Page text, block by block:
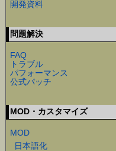
開発資料
問題解決
FAQ
トラブル
パフォーマンス
公式パッチ
MOD・カスタマイズ
MOD
日本語化